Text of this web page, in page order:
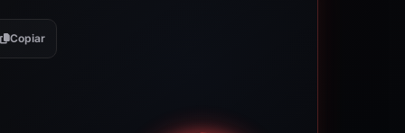
Copiar